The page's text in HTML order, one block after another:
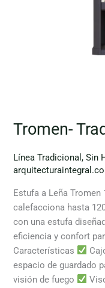
Tromen-
Línea Tradicional ,Sin
Estufa a Leña
calefacciona hasta
con una estufa
eficiencia y confort
Características
espacio de guardado
visión de fuego